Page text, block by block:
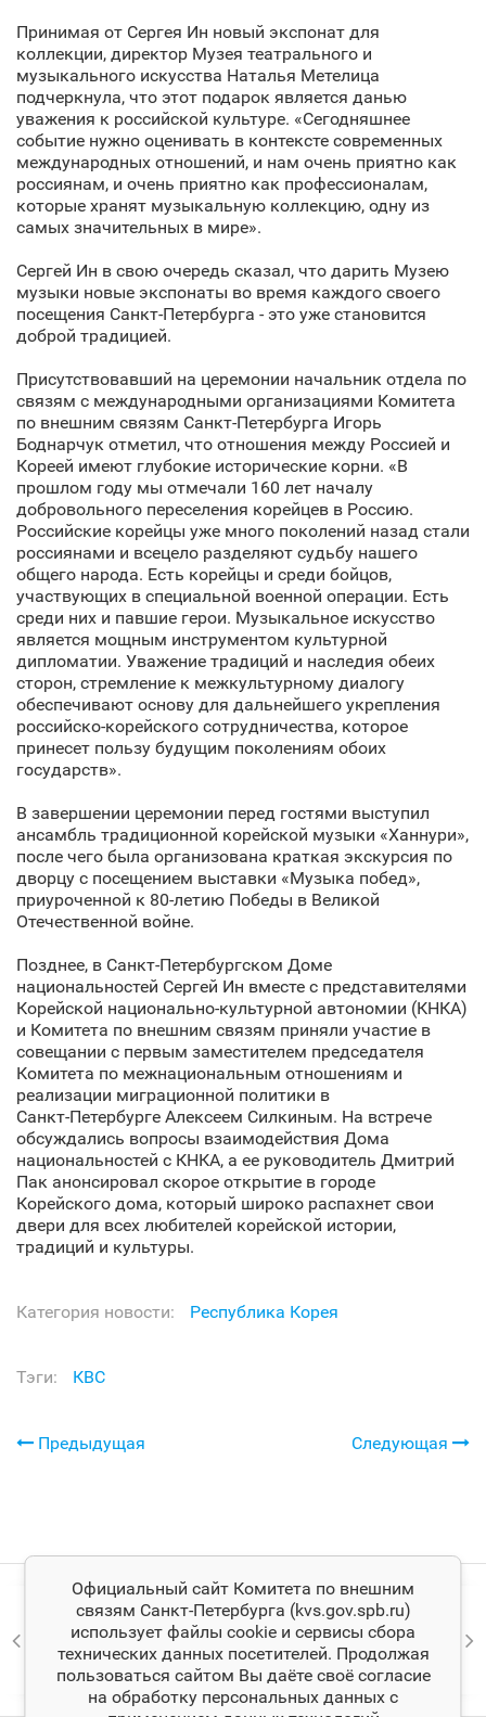
Принимая от Сергея Ин новый экспонат для
коллекции, директор Музея театрального и
музыкального искусства Наталья Метелица
подчеркнула, что этот подарок является данью
уважения к российской культуре. «Сегодняшнее
событие нужно оценивать в контексте современных
международных отношений, и нам очень приятно как
россиянам, и очень приятно как профессионалам,
которые хранят музыкальную коллекцию, одну из
самых значительных в мире».
Сергей Ин в свою очередь сказал, что дарить Музею
музыки новые экспонаты во время каждого своего
посещения Санкт‑Петербурга - это уже становится
доброй традицией.
Присутствовавший на церемонии начальник отдела по
связям с международными организациями Комитета
по внешним связям Санкт‑Петербурга Игорь
Боднарчук отметил, что отношения между Россией и
Кореей имеют глубокие исторические корни. «В
прошлом году мы отмечали 160 лет началу
добровольного переселения корейцев в Россию.
Российские корейцы уже много поколений назад стали
россиянами и всецело разделяют судьбу нашего
общего народа. Есть корейцы и среди бойцов,
участвующих в специальной военной операции. Есть
среди них и павшие герои. Музыкальное искусство
является мощным инструментом культурной
дипломатии. Уважение традиций и наследия обеих
сторон, стремление к межкультурному диалогу
обеспечивают основу для дальнейшего укрепления
российско-корейского сотрудничества, которое
принесет пользу будущим поколениям обоих
государств».
В завершении церемонии перед гостями выступил
ансамбль традиционной корейской музыки «Ханнури»,
после чего была организована краткая экскурсия по
дворцу с посещением выставки «Музыка побед»,
приуроченной к 80-летию Победы в Великой
Отечественной войне.
Позднее, в Санкт‑Петербургском Доме
национальностей Сергей Ин вместе с представителями
Корейской национально-культурной автономии (КНКА)
и Комитета по внешним связям приняли участие в
совещании с первым заместителем председателя
Комитета по межнациональным отношениям и
реализации миграционной политики в
Санкт‑Петербурге Алексеем Силкиным. На встрече
обсуждались вопросы взаимодействия Дома
национальностей с КНКА, а ее руководитель Дмитрий
Пак анонсировал скорое открытие в городе
Корейского дома, который широко распахнет свои
двери для всех любителей корейской истории,
традиций и культуры.
Категория новости: Республика Корея
Тэги: КВС
Предыдущая Следующая
Официальный сайт Комитета по внешним
связям Санкт‑Петербурга (kvs.gov.spb.ru)
использует файлы cookie и сервисы сбора
технических данных посетителей. Продолжая
пользоваться сайтом Вы даёте своё согласие
на обработку персональных данных с